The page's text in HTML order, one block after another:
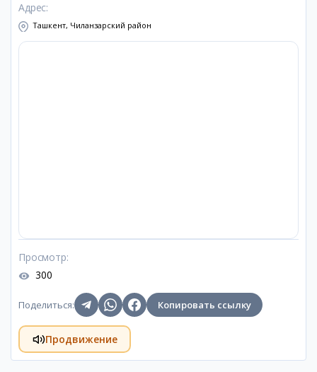
Адрес:
Ташкент, Чиланзарский район
Просмотр:
300
Поделиться: Копировать ссылку
Продвижение